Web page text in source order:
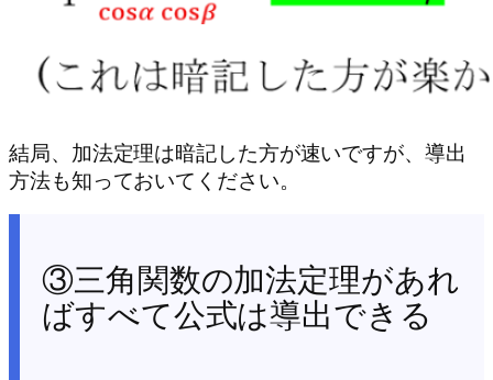
結局、加法定理は暗記した方が速いですが、導出
方法も知っておいてください。
③三角関数の加法定理があれ
ばすべて公式は導出できる